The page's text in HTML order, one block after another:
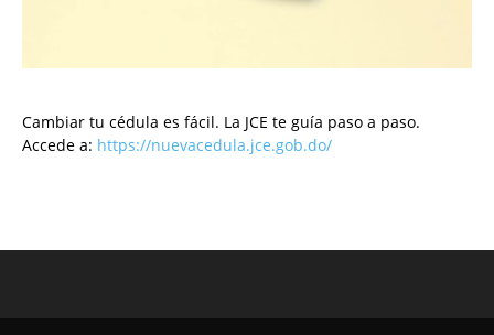
Cambiar tu cédula es fácil. La JCE te guía paso a paso.
Accede a: https://nuevacedula.jce.gob.do/